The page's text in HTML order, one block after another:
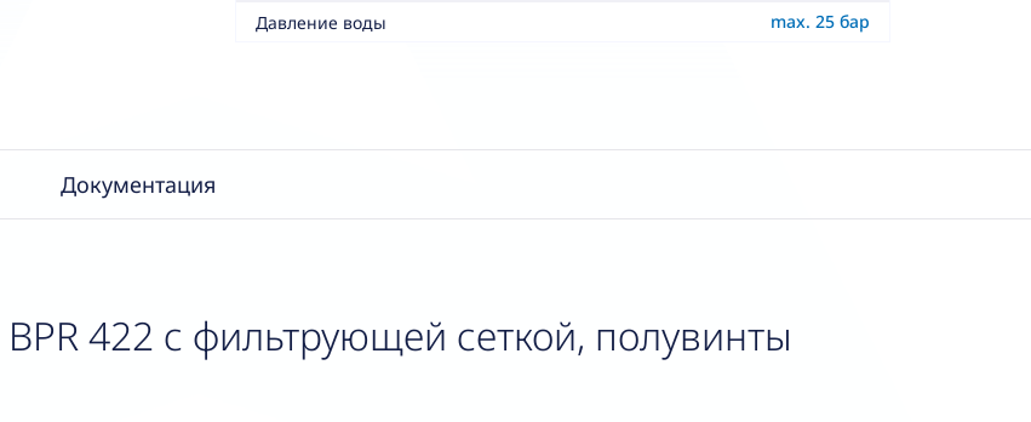
Давление воды
max. 25 бар
Документация
422 с фильтрующей сеткой, полувинты